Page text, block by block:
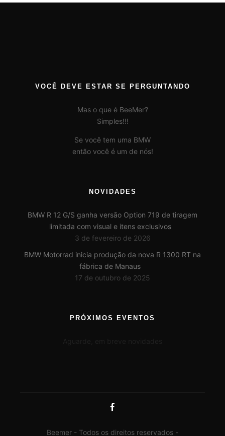
VOCÊ DEVE ESTAR SE PERGUNTANDO
Mas o que é BeeMer?
Simples!!!
Se você tem uma BMW
então você é um de nós!
NOVIDADES
BMW R 12 G/S ganha versão Option 719 de tiragem
limitada com visual e itens exclusivos
3 de fevereiro de 2026
BMW Motorrad inicia produção da nova R 1300 RT na
fábrica de Manaus
17 de outubro de 2025
PRÓXIMOS EVENTOS
Beemer - Todos os direitos reservados -